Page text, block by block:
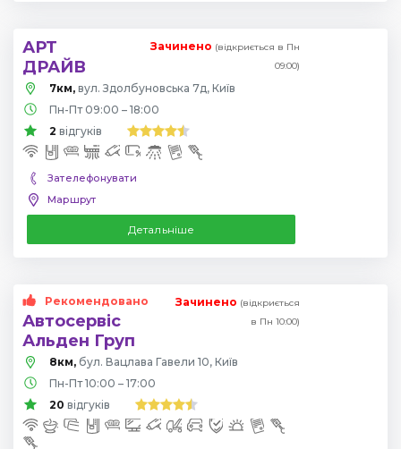
АРТ
ДРАЙВ
Зачинено (відкриється в Пн
09:00)
7км, вул. Здолбуновська 7д, Київ
Пн-Пт 09:00 – 18:00
2 відгуків
Зателефонувати
Маршрут
Детальніше
Рекомендовано
Автосервіс
Альден Груп
Зачинено (відкриється
в Пн 10:00)
8км, бул. Вацлава Гавели 10, Київ
Пн-Пт 10:00 – 17:00
20 відгуків